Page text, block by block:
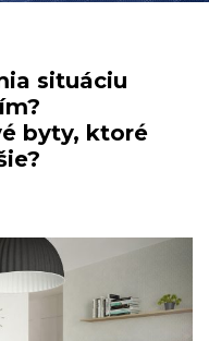
situáciu
byty, ktoré